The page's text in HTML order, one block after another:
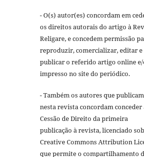
- O(s) autor(es) concordam em
os direitos autorais do artigo à
Religare, e concedem permissão
reproduzir, comercializar, editar e
publicar o referido artigo online
impresso no site do periódico.
- Também os autores que publicam
nesta revista concordam conceder
Cessão de Direito da primeira
publicação à revista, licenciado
Creative Commons Attribution
que permite o compartilhamento